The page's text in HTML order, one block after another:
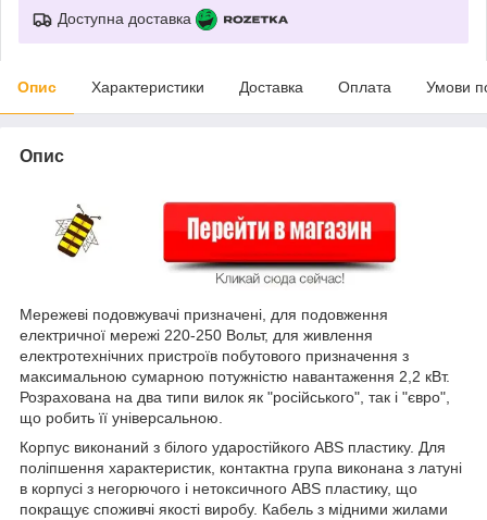
Доступна доставка
Опис Характеристики Доставка Оплата Умови
Опис
Мережеві подовжувачі призначені, для подовження
електричної мережі 220-250 Вольт, для живлення
електротехнічних пристроїв побутового призначення з
максимальною сумарною потужністю навантаження 2,2 кВт.
Розрахована на два типи вилок як "російського", так і "євро",
що робить її універсальною.
Корпус виконаний з білого ударостійкого ABS пластику. Для
поліпшення характеристик, контактна група виконана з латуні
в корпусі з негорючого і нетоксичного ABS пластику, що
покращує споживчі якості виробу. Кабель з мідними жилами